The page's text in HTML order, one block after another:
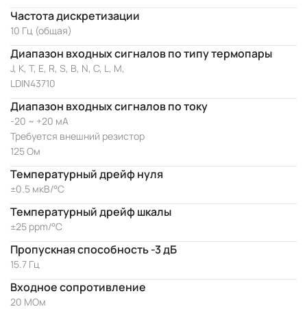
Частота дискретизации
10 Гц (общая)
Диапазон входных сигналов по типу термопары
J, K, T, E, R, S, B, N, C, L, M,
LDIN43710
Диапазон входных сигналов по току
-20 ~ +20 мА
Требуется внешний резистор
125 Ом
Температурный дрейф нуля
±0.5 мкВ/°C
Температурный дрейф шкалы
±25 ppm/°C
Пропускная способность -3 дБ
15.7 Гц
Входное сопротивление
20 МОм